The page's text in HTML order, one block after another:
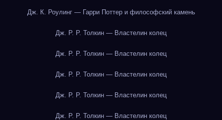
Дж. К. Роулинг — Гарри Поттер и философский камень
Дж. Р. Р. Толкин — Властелин колец
Дж. Р. Р. Толкин — Властелин колец
Дж. Р. Р. Толкин — Властелин колец
Дж. Р. Р. Толкин — Властелин колец
Дж. Р. Р. Толкин — Властелин колец